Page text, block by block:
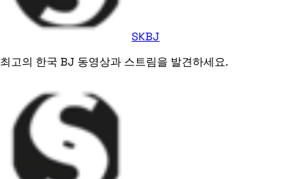
SKBJ
최고의 한국 BJ 동영상과 스트림을 발견하세요.